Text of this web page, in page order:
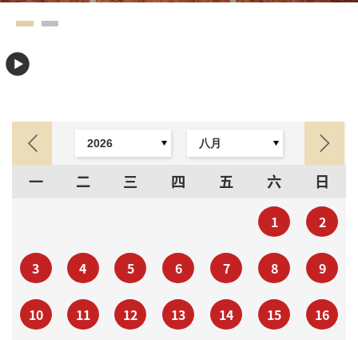
一 二 三 四 五 六 日
1 2
3 4 5 6 7 8 9
10 11 12 13 14 15 16